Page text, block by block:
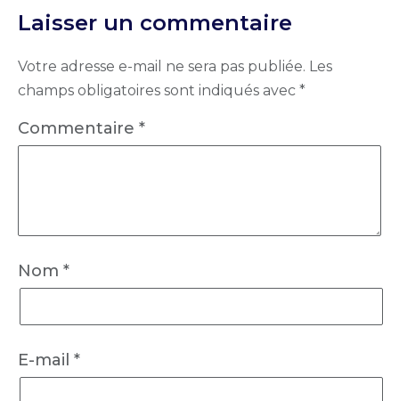
Laisser un commentaire
Votre adresse e-mail ne sera pas publiée. Les
champs obligatoires sont indiqués avec *
Commentaire *
Nom *
E-mail *